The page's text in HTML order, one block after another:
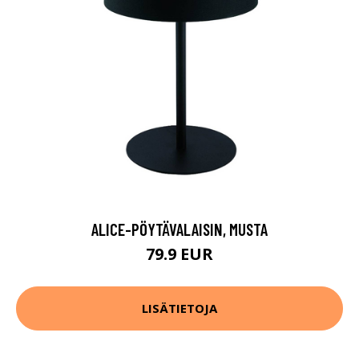
ALICE-PÖYTÄVALAISIN, MUSTA
79.9 EUR
LISÄTIETOJA